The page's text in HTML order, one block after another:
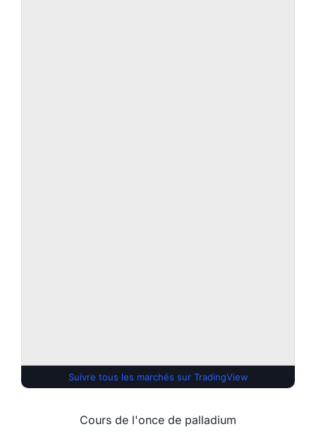
Suivre tous les marchés sur TradingView
Cours de l'once de palladium